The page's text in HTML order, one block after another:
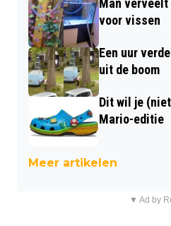
Man
voor vissen
Een uur
uit de boom
Dit wil je
Mario-editie
Meer artikelen
▼ Ad by